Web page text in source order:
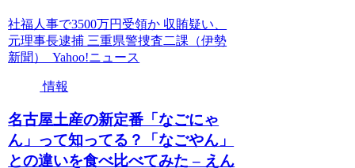
社福人事で3500万円受領か 収賄疑い、
元理事長逮捕 三重県警捜査二課（伊勢
新聞） Yahoo!ニュース
情報
名古屋土産の新定番「なごにゃ
ん」って知ってる？「なごやん」
との違いを食べ比べてみた – えん